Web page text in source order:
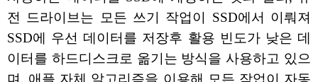
전 드라이브는 모든 쓰기 작업이 SSD에서 이뤄져
SSD에 우선 데이터를 저장후 활용 빈도가 낮은 데
이터를 하드디스크로 옮기는 방식을 사용하고 있으
며, 애플 자체 알고리즘을 이용해 모든 작업이 자동